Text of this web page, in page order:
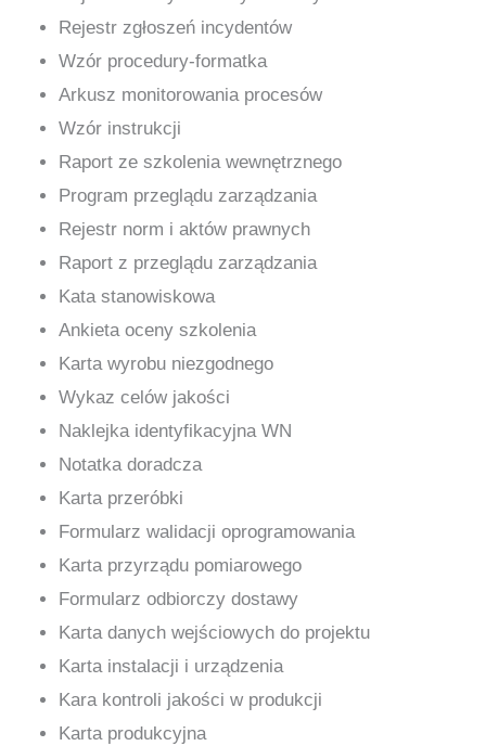
Rejestr zgłoszeń incydentów
Wzór procedury-formatka
Arkusz monitorowania procesów
Wzór instrukcji
Raport ze szkolenia wewnętrznego
Program przeglądu zarządzania
Rejestr norm i aktów prawnych
Raport z przeglądu zarządzania
Kata stanowiskowa
Ankieta oceny szkolenia
Karta wyrobu niezgodnego
Wykaz celów jakości
Naklejka identyfikacyjna WN
Notatka doradcza
Karta przeróbki
Formularz walidacji oprogramowania
Karta przyrządu pomiarowego
Formularz odbiorczy dostawy
Karta danych wejściowych do projektu
Karta instalacji i urządzenia
Kara kontroli jakości w produkcji
Karta produkcyjna